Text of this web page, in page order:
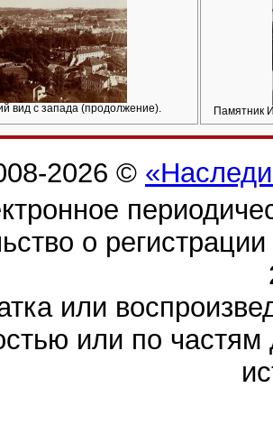
вид с запада (продолжение). Памятник
2026 ©
о
или
или по частям